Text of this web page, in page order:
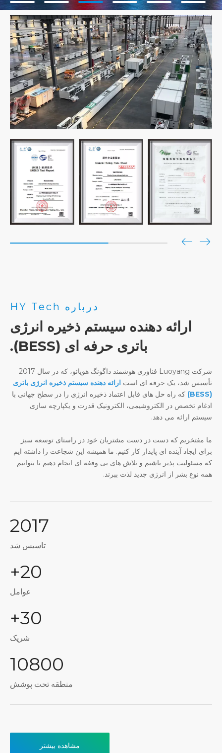
درباره HY Tech
ارائه دهنده سیستم ذخیره انرژی
باتری حرفه ای (BESS).
شرکت Luoyang فناوری هوشمند داگونگ هویائو، که در سال 2017
تأسیس شد، یک حرفه ای است ارائه دهنده سیستم ذخیره انرژی باتری
(BESS)
که راه حل های قابل اعتماد ذخیره انرژی را در سطح جهانی با
ادغام تخصص در الکتروشیمی، الکترونیک قدرت و یکپارچه سازی
سیستم ارائه می دهد.
ما مفتخریم که دست در دست مشتریان خود در راستای توسعه سبز
برای ایجاد آینده ای پایدار کار کنیم. ما همیشه این شجاعت را داشته ایم
که مسئولیت پذیر باشیم و تلاش های بی وقفه ای انجام دهیم تا بتوانیم
همه نوع بشر از انرژی جدید لذت ببرند.
2017
تاسیس شد
20+
عوامل
30+
شریک
10800
منطقه تحت پوشش
مشاهده بیشتر